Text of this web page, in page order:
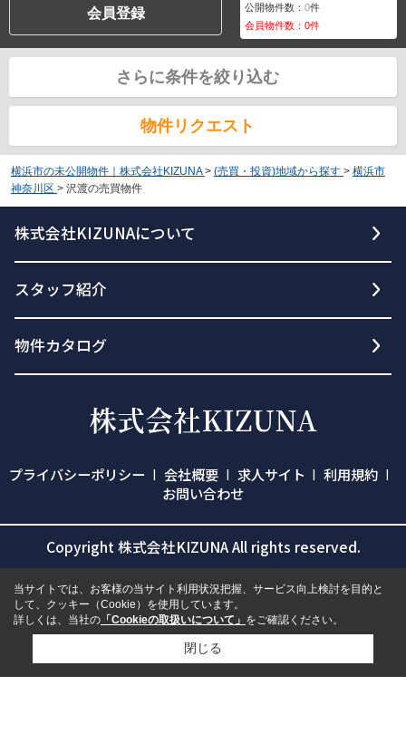
会員登録 公開物件数：0件
会員物件数：0件
さらに条件を絞り込む
物件リクエスト
横浜市の未公開物件｜株式会社KIZUNA > (売買・投資)地域から探す > 横浜市
神奈川区 > 沢渡の売買物件
株式会社KIZUNAについて
スタッフ紹介
物件カタログ
プライバシーポリシー 会社概要 求人サイト
利用規約
お問い合わせ
Copyright 株式会社KIZUNA All rights reserved.
当サイトでは、お客様の当サイト利用状況把握、サービス向上検討を目的と
して、クッキー（Cookie）を使用しています。
詳しくは、当社の 「Cookieの取扱いについて」 をご確認ください。
閉じる